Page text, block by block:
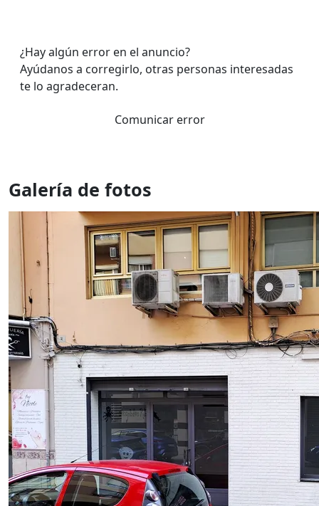
¿Hay algún error en el anuncio?
Ayúdanos a corregirlo, otras personas interesadas
te lo agradeceran.
Comunicar error
Galería de fotos